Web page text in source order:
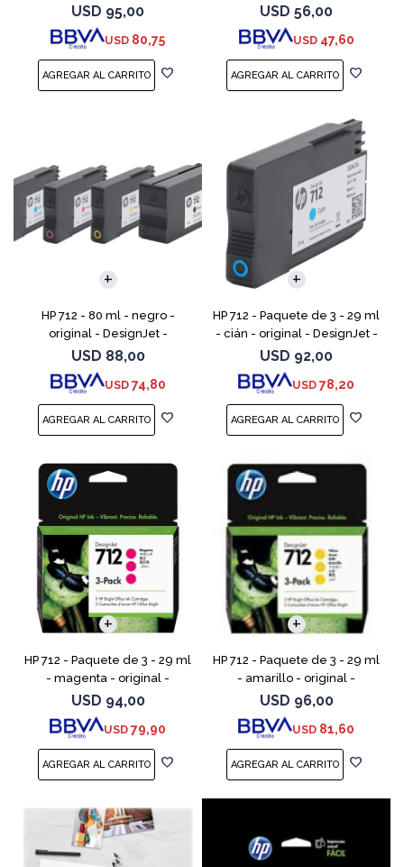
USD 95,00
USD 80,75
cartucho de tinta - para
DesignJet Studio, T210, T230,
T250, T630, T650
USD 56,00
USD 47,60
HP 712 - 80 ml - negro -
original - DesignJet -
cartucho de tinta - para
DesignJet Studio, T210, T230,
T250, T630, T650
USD 88,00
USD 74,80
HP 712 - Paquete de 3 - 29 ml
- cián - original - DesignJet -
cartucho de tinta - para
DesignJet Studio, T210, T230,
T250, T630,
USD 92,00
USD 78,20
HP 712 - Paquete de 3 - 29 ml
- magenta - original -
DesignJet - cartucho de tinta
- para DesignJet Studio, T210,
T230, T250, T6
USD 94,00
USD 79,90
HP 712 - Paquete de 3 - 29 ml
- amarillo - original -
DesignJet - cartucho de tinta
- para DesignJet Studio, T210,
T230, T250, T
USD 96,00
USD 81,60